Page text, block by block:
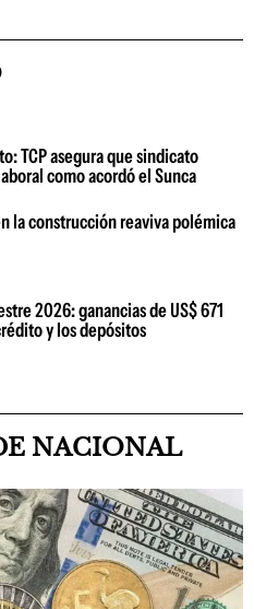
TCP asegura que sindicato
como acordó el Sunca
la construcción reaviva polémica
2026: ganancias de US$ 671
y los depósitos
NACIONAL